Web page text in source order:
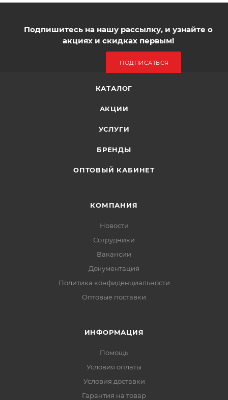
Подпишитесь на нашу рассылку, и узнайте о
акциях и скидках первым!
ПОДПИСАТЬСЯ
КАТАЛОГ
АКЦИИ
УСЛУГИ
БРЕНДЫ
ОПТОВЫЙ КАБИНЕТ
КОМПАНИЯ
Новости
Сотрудники
Вакансии
Документация
Политика конфиденциальности
Оптовые поставки
ИНФОРМАЦИЯ
Помощь
Условия оплаты
Условия доставки
Гарантия на товар